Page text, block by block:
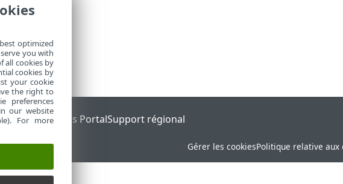
ESET Status PortalSupport régional
Gérer les cookiesPolitique relative aux
optimized
you with
all cookies by
cookies by
your cookie
the right to
preferences
our website
For more